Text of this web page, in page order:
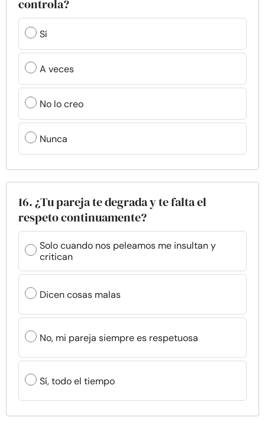
controla?
Sí
A veces
No lo creo
Nunca
16. ¿Tu pareja te degrada y te falta el
respeto continuamente?
Solo cuando nos peleamos me insultan y
critican
Dicen cosas malas
No, mi pareja siempre es respetuosa
Sí, todo el tiempo